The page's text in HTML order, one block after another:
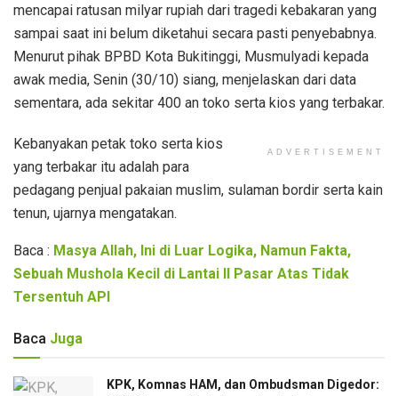
mencapai ratusan milyar rupiah dari tragedi kebakaran yang
sampai saat ini belum diketahui secara pasti penyebabnya.
Menurut pihak BPBD Kota Bukitinggi, Musmulyadi kepada
awak media, Senin (30/10) siang, menjelaskan dari data
sementara, ada sekitar 400 an toko serta kios yang terbakar.
ADVERTISEMENT
Kebanyakan petak toko serta kios
yang terbakar itu adalah para
pedagang penjual pakaian muslim, sulaman bordir serta kain
tenun, ujarnya mengatakan.
Baca : Masya Allah, Ini di Luar Logika, Namun Fakta,
Sebuah Mushola Kecil di Lantai II Pasar Atas Tidak
Tersentuh API
Baca Juga
KPK, Komnas HAM, dan Ombudsman Digedor: